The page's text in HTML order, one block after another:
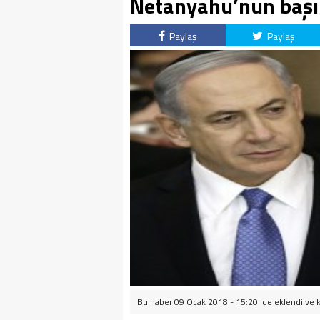
Paylaş Paylaş
Bu haber 09 Ocak 2018 - 15:20 'de eklendi ve